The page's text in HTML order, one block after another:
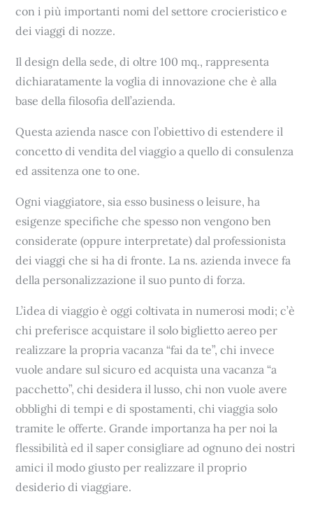
con i più importanti nomi del settore crocieristico e
dei viaggi di nozze.
Il design della sede, di oltre 100 mq., rappresenta
dichiaratamente la voglia di innovazione che è alla
base della filosofia dell’azienda.
Questa azienda nasce con l’obiettivo di estendere il
concetto di vendita del viaggio a quello di consulenza
ed assitenza one to one.
Ogni viaggiatore, sia esso business o leisure, ha
esigenze specifiche che spesso non vengono ben
considerate (oppure interpretate) dal professionista
dei viaggi che si ha di fronte. La ns. azienda invece fa
della personalizzazione il suo punto di forza.
L’idea di viaggio è oggi coltivata in numerosi modi; c’è
chi preferisce acquistare il solo biglietto aereo per
realizzare la propria vacanza “fai da te”, chi invece
vuole andare sul sicuro ed acquista una vacanza “a
pacchetto”, chi desidera il lusso, chi non vuole avere
obblighi di tempi e di spostamenti, chi viaggia solo
tramite le offerte. Grande importanza ha per noi la
flessibilità ed il saper consigliare ad ognuno dei nostri
amici il modo giusto per realizzare il proprio
desiderio di viaggiare.